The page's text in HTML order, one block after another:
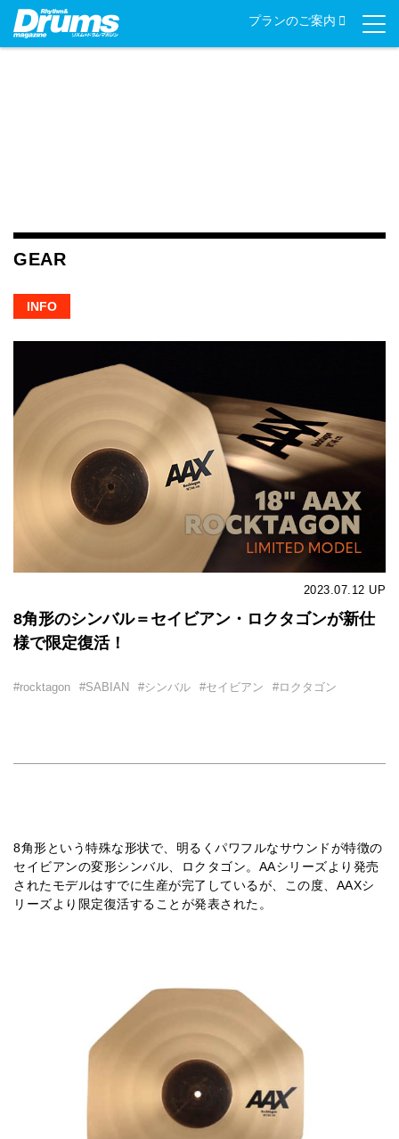
Skip
content
プランのご案内
GEAR
INFO
2023.07.12 UP
8角形のシンバル＝セイビアン・ロクタゴンが新仕
様で限定復活！
#rocktagon #SABIAN #シンバル #セイビアン #ロクタゴン
8角形という特殊な形状で、明るくパワフルなサウンドが特徴の
セイビアンの変形シンバル、ロクタゴン。AAシリーズより発売
されたモデルはすでに生産が完了しているが、この度、AAXシ
リーズより限定復活することが発表された。